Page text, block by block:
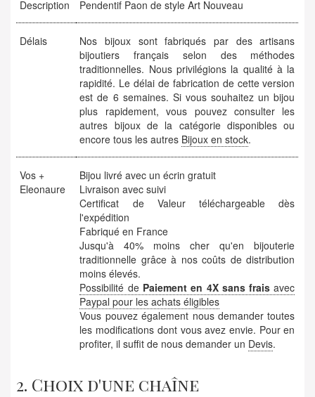
Description Pendentif Paon de style Art Nouveau
Délais
Nos bijoux sont fabriqués par des artisans
bijoutiers français selon des méthodes
traditionnelles. Nous privilégions la qualité à la
rapidité. Le délai de fabrication de cette version
est de 6 semaines. Si vous souhaitez un bijou
plus rapidement, vous pouvez consulter les
autres bijoux de la catégorie disponibles ou
encore tous les autres Bijoux en stock.
Vos +
Eleonaure
Bijou livré avec un écrin gratuit
Livraison avec suivi
Certificat de Valeur téléchargeable dès
l'expédition
Fabriqué en France
Jusqu'à 40% moins cher qu'en bijouterie
traditionnelle grâce à nos coûts de distribution
moins élevés.
Possibilité de Paiement en 4X sans frais avec
Paypal pour les achats éligibles
Vous pouvez également nous demander toutes
les modifications dont vous avez envie. Pour en
profiter, il suffit de nous demander un Devis.
2. Choix d'une chaîne